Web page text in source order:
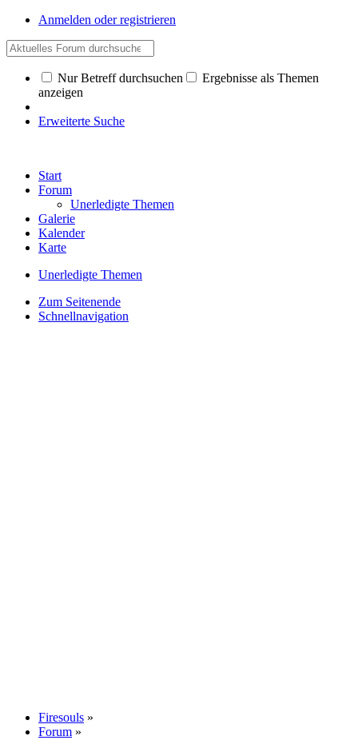
Anmelden oder registrieren
Nur Betreff durchsuchen
Ergebnisse als Themen
anzeigen
Erweiterte Suche
Start
Forum
Unerledigte Themen
Galerie
Kalender
Karte
Unerledigte Themen
Zum Seitenende
Schnellnavigation
Firesouls »
Forum »